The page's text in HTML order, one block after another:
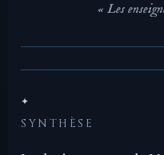
« Les
✦
SYNTHÈSE